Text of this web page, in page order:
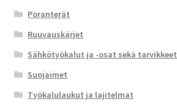
Poranterät
Ruuvauskärjet
Sähkötyökalut ja -osat sekä tarvikkeet
Suojaimet
Työkalulaukut ja lajitelmat